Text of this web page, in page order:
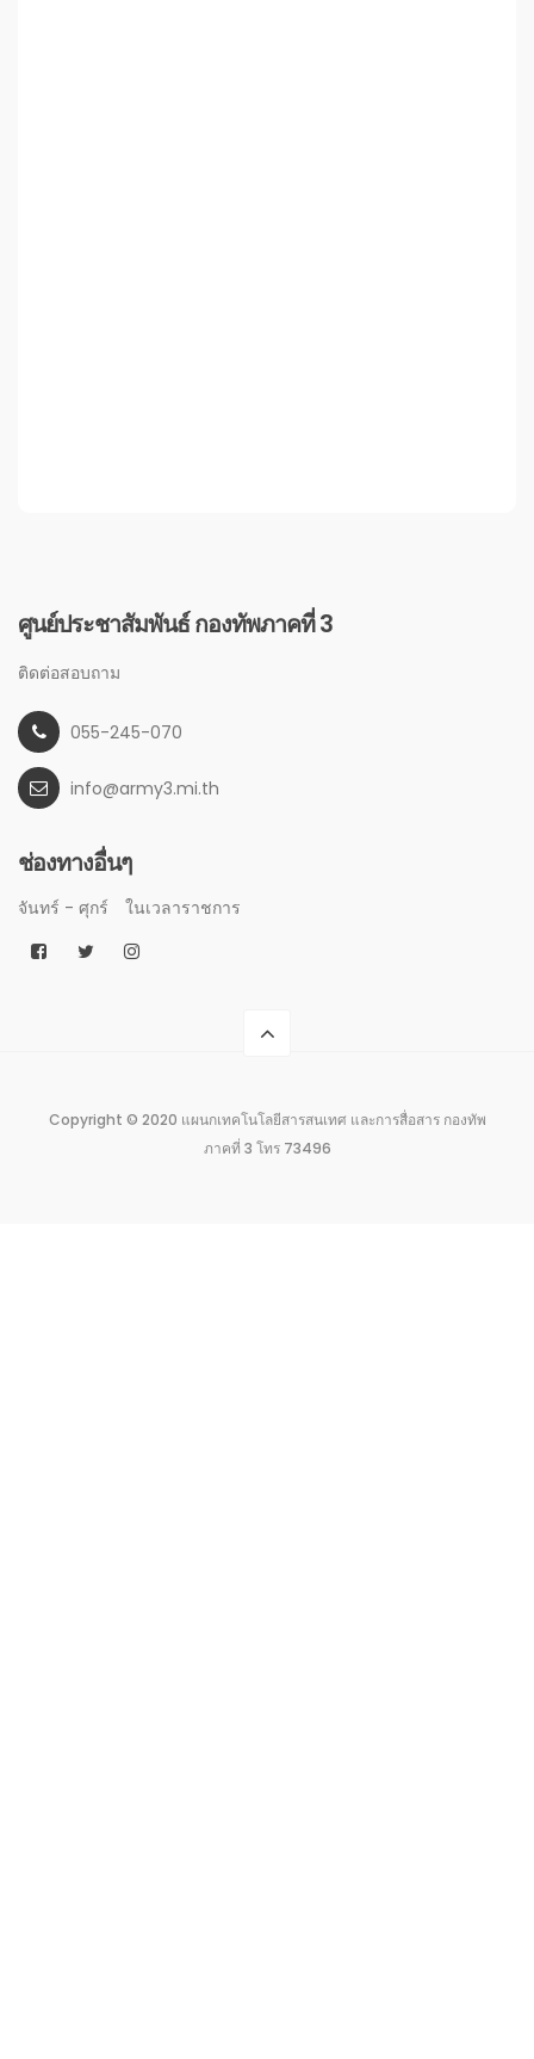
ศูนย์ประชาสัมพันธ์ กองทัพภาคที่ 3
ติดต่อสอบถาม
055-245-070
info@army3.mi.th
ช่องทางอื่นๆ
จันทร์ - ศุกร์ ในเวลาราชการ
Copyright © 2020 แผนกเทคโนโลยีสารสนเทศ และการสื่อสาร กองทัพ
ภาคที่ 3 โทร 73496